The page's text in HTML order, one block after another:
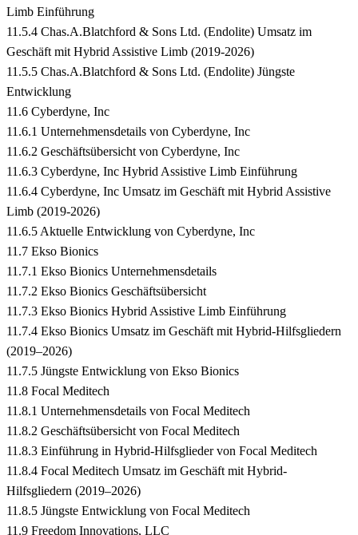
Limb Einführung
11.5.4 Chas.A.Blatchford & Sons Ltd. (Endolite) Umsatz im
Geschäft mit Hybrid Assistive Limb (2019-2026)
11.5.5 Chas.A.Blatchford & Sons Ltd. (Endolite) Jüngste
Entwicklung
11.6 Cyberdyne, Inc
11.6.1 Unternehmensdetails von Cyberdyne, Inc
11.6.2 Geschäftsübersicht von Cyberdyne, Inc
11.6.3 Cyberdyne, Inc Hybrid Assistive Limb Einführung
11.6.4 Cyberdyne, Inc Umsatz im Geschäft mit Hybrid Assistive
Limb (2019-2026)
11.6.5 Aktuelle Entwicklung von Cyberdyne, Inc
11.7 Ekso Bionics
11.7.1 Ekso Bionics Unternehmensdetails
11.7.2 Ekso Bionics Geschäftsübersicht
11.7.3 Ekso Bionics Hybrid Assistive Limb Einführung
11.7.4 Ekso Bionics Umsatz im Geschäft mit Hybrid-Hilfsgliedern
(2019–2026)
11.7.5 Jüngste Entwicklung von Ekso Bionics
11.8 Focal Meditech
11.8.1 Unternehmensdetails von Focal Meditech
11.8.2 Geschäftsübersicht von Focal Meditech
11.8.3 Einführung in Hybrid-Hilfsglieder von Focal Meditech
11.8.4 Focal Meditech Umsatz im Geschäft mit Hybrid-
Hilfsgliedern (2019–2026)
11.8.5 Jüngste Entwicklung von Focal Meditech
11.9 Freedom Innovations, LLC